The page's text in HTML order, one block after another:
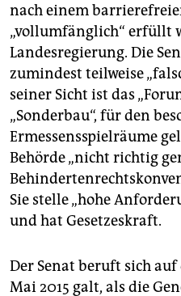
nach einem
„vollumfänglich“ erfüllt
Landesregierung. Die
zumindest teilweise
seiner Sicht ist das
„Sonderbau“, für den
Ermessensspielräume
Behörde „nicht richtig
Sie stelle „hohe
und hat Gesetzeskraft.
Der Senat beruft sich
Mai 2015 galt, als die